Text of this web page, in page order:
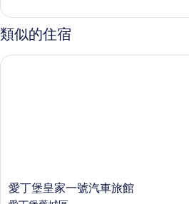
相
片
(THE
ONE)
的
情
類似的住宿
愛
丁
愛丁堡皇家一號汽車旅館
愛丁堡皇家一號汽車旅館